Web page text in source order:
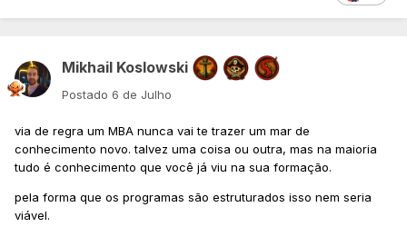
Mikhail Koslowski
Postado 6 de Julho
via de regra um MBA nunca vai te trazer um mar de
conhecimento novo. talvez uma coisa ou outra, mas na maioria
tudo é conhecimento que você já viu na sua formação.
pela forma que os programas são estruturados isso nem seria
viável.